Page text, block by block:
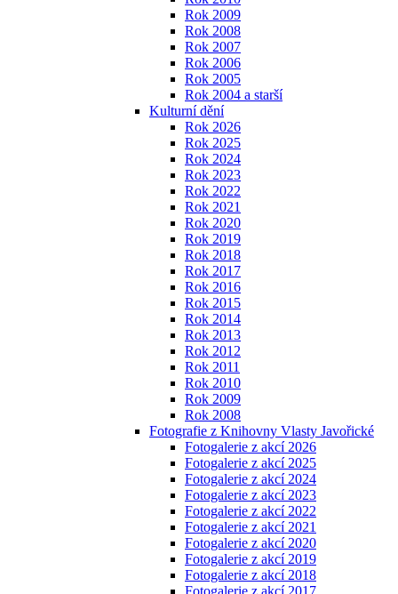
Rok 2009
Rok 2008
Rok 2007
Rok 2006
Rok 2005
Rok 2004 a starší
Kulturní dění
Rok 2026
Rok 2025
Rok 2024
Rok 2023
Rok 2022
Rok 2021
Rok 2020
Rok 2019
Rok 2018
Rok 2017
Rok 2016
Rok 2015
Rok 2014
Rok 2013
Rok 2012
Rok 2011
Rok 2010
Rok 2009
Rok 2008
Fotografie z Knihovny Vlasty Javořické
Fotogalerie z akcí 2026
Fotogalerie z akcí 2025
Fotogalerie z akcí 2024
Fotogalerie z akcí 2023
Fotogalerie z akcí 2022
Fotogalerie z akcí 2021
Fotogalerie z akcí 2020
Fotogalerie z akcí 2019
Fotogalerie z akcí 2018
Fotogalerie z akcí 2017